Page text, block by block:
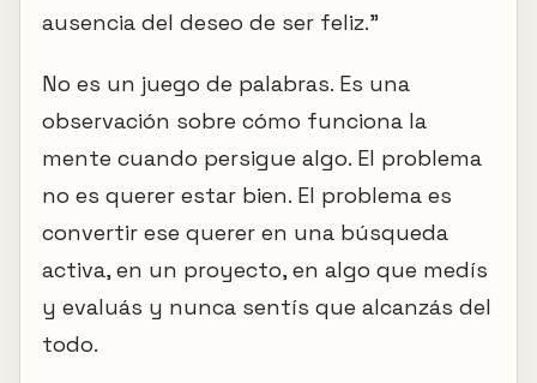
ausencia del deseo de ser feliz."
No es un juego de palabras. Es una
observación sobre cómo funciona la
mente cuando persigue algo. El problema
no es querer estar bien. El problema es
convertir ese querer en una búsqueda
activa, en un proyecto, en algo que medís
y evaluás y nunca sentís que alcanzás del
todo.